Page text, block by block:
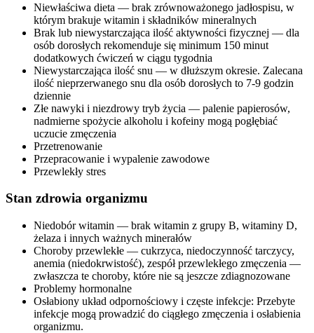
Niewłaściwa dieta — brak zrównoważonego jadłospisu, w
którym brakuje witamin i składników mineralnych
Brak lub niewystarczająca ilość aktywności fizycznej — dla
osób dorosłych rekomenduje się minimum 150 minut
dodatkowych ćwiczeń w ciągu tygodnia
Niewystarczająca ilość snu — w dłuższym okresie. Zalecana
ilość nieprzerwanego snu dla osób dorosłych to 7-9 godzin
dziennie
Złe nawyki i niezdrowy tryb życia — palenie papierosów,
nadmierne spożycie alkoholu i kofeiny mogą pogłębiać
uczucie zmęczenia
Przetrenowanie
Przepracowanie i wypalenie zawodowe
Przewlekły stres
Stan zdrowia organizmu
Niedobór witamin — brak witamin z grupy B, witaminy D,
żelaza i innych ważnych minerałów
Choroby przewlekłe — cukrzyca, niedoczynność tarczycy,
anemia (niedokrwistość), zespół przewlekłego zmęczenia —
zwłaszcza te choroby, które nie są jeszcze zdiagnozowane
Problemy hormonalne
Osłabiony układ odpornościowy i częste infekcje: Przebyte
infekcje mogą prowadzić do ciągłego zmęczenia i osłabienia
organizmu.